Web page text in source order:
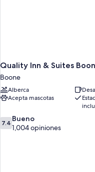
Quality Inn & Suites
Boone
Alberca
Acepta mascotas
7.4
de
7.4 Bueno
1,004 opiniones